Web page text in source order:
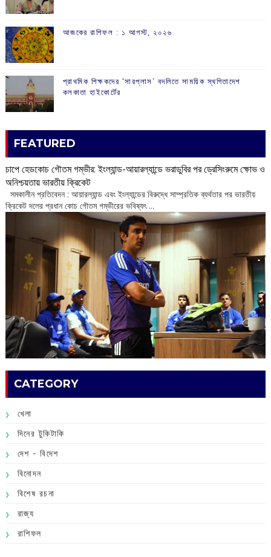
আজকের রাশিফল :‌ ‌‌১ আগস্ট, ২০২৬
প্রাথমিক শিক্ষকদের ‘সারপ্লাস’ বদলিতে সাময়িক স্থগিতাদেশ
কলকাতা হাইকোর্টের
FEATURED
চাপে হেডকোচ গৌতম গম্ভীর: ইংল্যান্ড-আয়ারল্যান্ডে ভরাডুবির পর ড্রেসিংরুমে ক্ষোভ ও
অনিশ্চয়তায় ভারতীয় ক্রিকেট
‌ সমকালীন প্রতিবেদন : আয়ারল্যান্ড এবং ইংল্যান্ডের বিরুদ্ধে সাম্প্রতিক ব্যর্থতার পর ভারতীয়
ক্রিকেট দলের প্রধান কোচ গৌতম গম্ভীরের ভবিষ্যৎ ...
CATEGORY
খেলা
দিনের টুকিটাকি
দেশ - বিদেশ
বিনোদন
বিশেষ রচনা
রাজ্য
রাশিফল